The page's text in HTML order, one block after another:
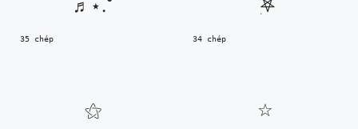
35 chép
♬⋆.˚
34 chép
ִ ࣪𖤐
⚝ ☆